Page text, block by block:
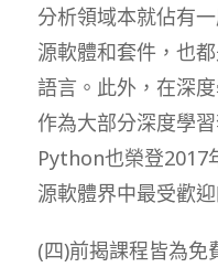
分析領域本就佔有
源軟體和套件，也
語言。此外，在深
作為大部分深度學
Python也榮登2017
源軟體界中最受歡
(四)前揭課程皆為免